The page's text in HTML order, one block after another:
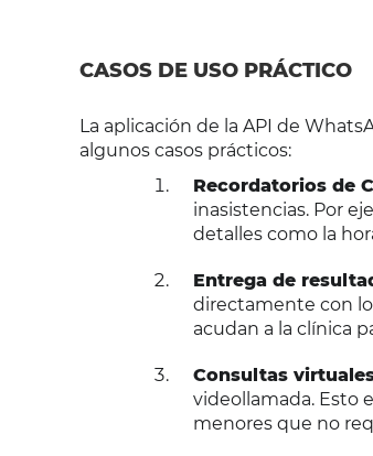
CASOS DE USO PRÁCTICO
La aplicación de la API de
algunos casos prácticos:
Recordatorios de
inasistencias. Por
detalles como la
Entrega de
directamente con
acudan a la clínica
Consultas
videollamada. Esto
menores que no